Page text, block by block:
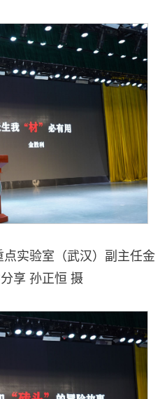
实验室（武汉）副主任金
享 孙正恒 摄